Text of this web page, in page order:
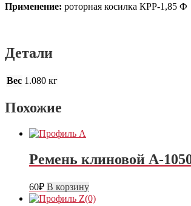
Применение: роторная косилка КРР-1,85 Ф
Детали
Вес 1.080 кг
Похожие
Ремень клиновой А-
60₽ В корзину